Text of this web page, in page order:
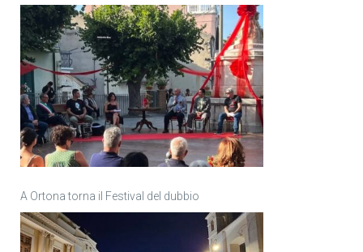
A Ortona torna il Festival del dubbio